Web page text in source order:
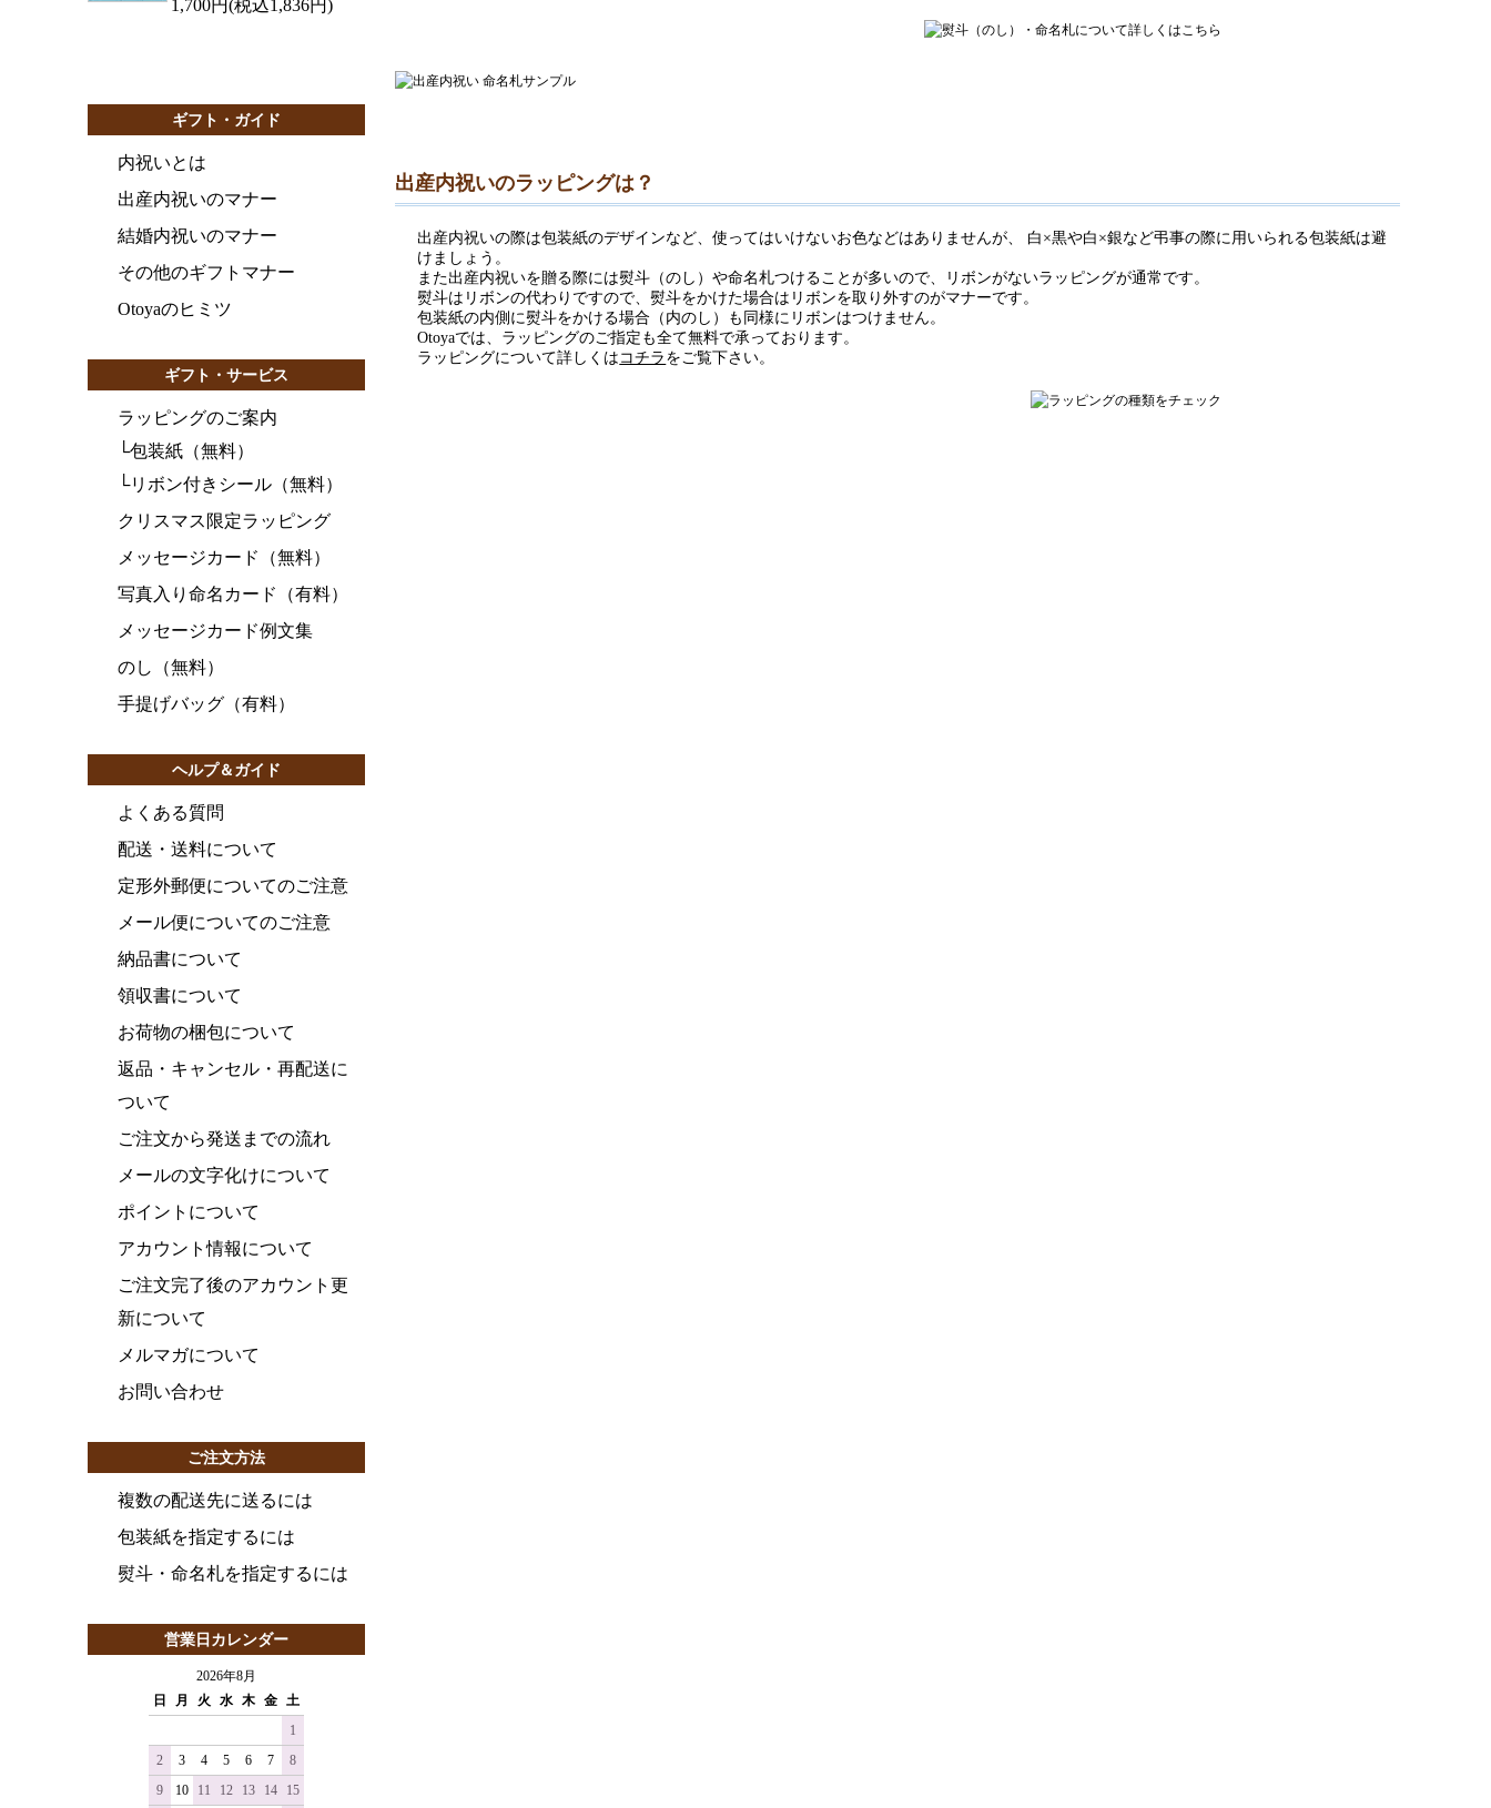
1,700円(税込1,836円)
ギフト・ガイド
内祝いとは
出産内祝いのマナー
結婚内祝いのマナー
その他のギフトマナー
Otoyaのヒミツ
ギフト・サービス
ラッピングのご案内
└包装紙（無料）
└リボン付きシール（無料）
クリスマス限定ラッピング
メッセージカード（無料）
写真入り命名カード（有料）
メッセージカード例文集
のし（無料）
手提げバッグ（有料）
ヘルプ＆ガイド
よくある質問
配送・送料について
定形外郵便についてのご注意
メール便についてのご注意
納品書について
領収書について
お荷物の梱包について
返品・キャンセル・再配送に
ついて
ご注文から発送までの流れ
メールの文字化けについて
ポイントについて
アカウント情報について
ご注文完了後のアカウント更
新について
メルマガについて
お問い合わせ
ご注文方法
複数の配送先に送るには
包装紙を指定するには
熨斗・命名札を指定するには
営業日カレンダー
2026年8月
日
月 火 水 木 金 土
1
2
3 4 5 6 7
8
9
10 11 12 13 14 15
出産内祝いのラッピングは？
出産内祝いの際は包装紙のデザインなど、使ってはいけないお色などはありませんが、 白×黒や白×銀など弔事の際に用いられる包装紙は避
けましょう。
また出産内祝いを贈る際には熨斗（のし）や命名札つけることが多いので、リボンがないラッピングが通常です。
熨斗はリボンの代わりですので、熨斗をかけた場合はリボンを取り外すのがマナーです。
包装紙の内側に熨斗をかける場合（内のし）も同様にリボンはつけません。
Otoyaでは、ラッピングのご指定も全て無料で承っております。
ラッピングについて詳しくは コチラ をご覧下さい。